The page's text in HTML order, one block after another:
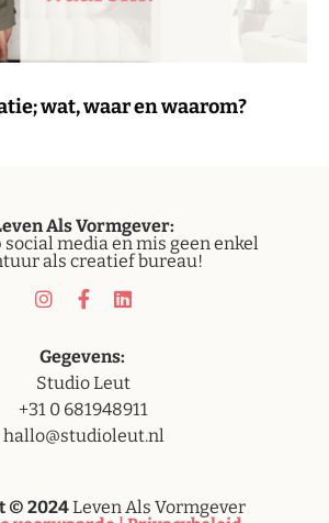
wat, waar en waarom?
Als Vormgever:
social media en mis geen enkel
als creatief bureau!
Gegevens:
Studio Leut
+31 0 681948911
hallo@studioleut.nl
© 2024Leven Als Vormgever